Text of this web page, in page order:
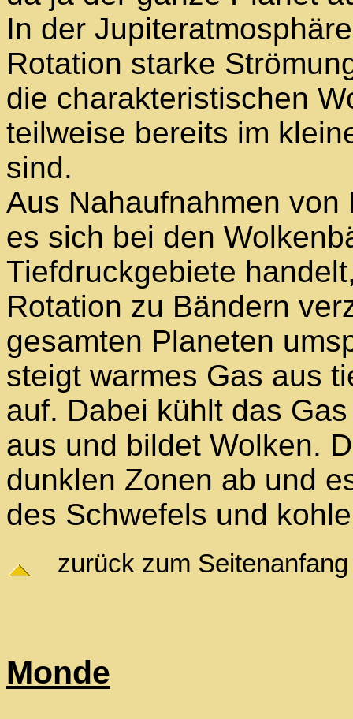
In der
Rotation starke
die charakteristischen
teilweise bereits im
sind.
Aus Nahaufnahmen
es sich bei den
Tiefdruckgebiete
Rotation zu Bändern
gesamten Planeten
steigt warmes Gas aus
auf. Dabei kühlt das
aus und bildet Wolken.
dunklen Zonen ab und
des Schwefels und
zurück zum Seitenanfang
Monde